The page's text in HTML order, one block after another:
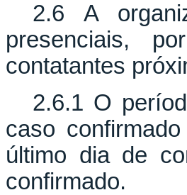
2.6 A
presenciais,
contatantes
2.6.1 O
caso
último dia de
confirmado.